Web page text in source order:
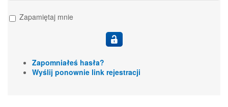
Zapamiętaj mnie
Zapomniałeś hasła?
Wyślij ponownie link rejestracji